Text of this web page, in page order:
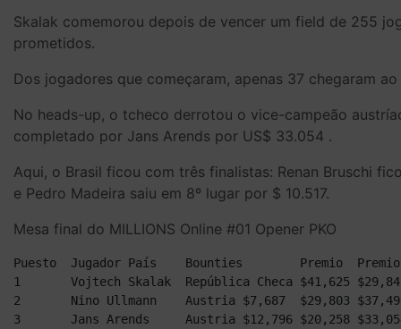
Skalak comemorou depois de vencer um field de 255
prometidos.
Dos jogadores que começaram, apenas 37 chegaram
No heads-up, o tcheco derrotou o vice-campeão
completado por Jans Arends por US$ 33.054 .
Aqui, o Brasil ficou com três finalistas: Renan Bruschi
e Pedro Madeira saiu em 8º lugar por $ 10.517.
Mesa final do MILLIONS Online #01 Opener PKO
Puesto	Jugador	País	Bounties	Premio	Premio total
1	Vojtech Skalak	República Checa	$41,625	$29,841	$71,466
2	Nino Ullmann	Austria	$7,687	$29,803	$37,490
3	Jans Arends	Austria	$12,796	$20,258	$33,054